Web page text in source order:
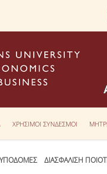
ΧΡΗΣΙΜΟΙ ΣΥΝΔΕΣΜΟΙ
ΥΠΟΔΟΜΕΣ ΔΙΑΣΦΑΛΙΣΗ